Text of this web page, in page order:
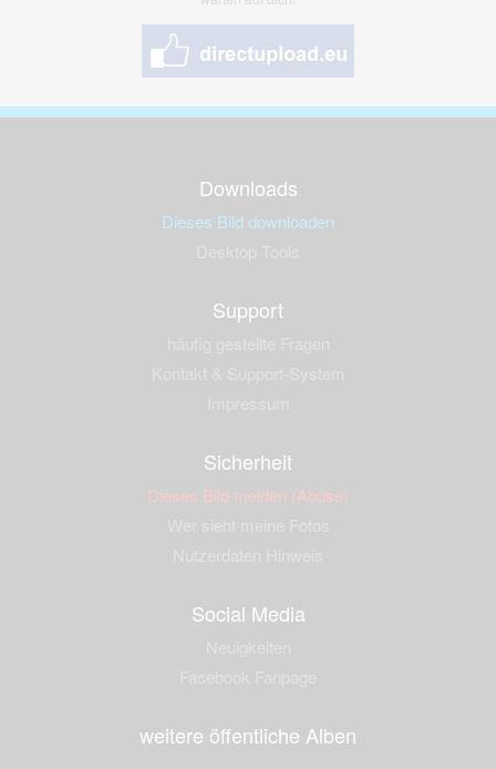
Downloads
Dieses Bild downloaden
Support
Sicherheit
Dieses Bild melden (Abuse)
Social Media
weitere öffentliche Alben